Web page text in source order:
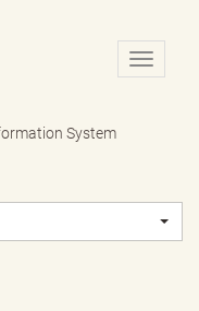
N
a
o
System